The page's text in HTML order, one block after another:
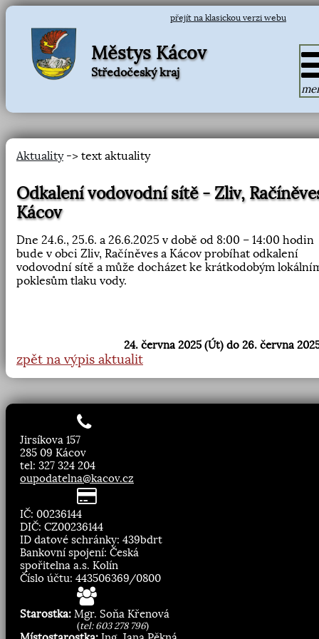
přejít na klasickou verzi webu
Městys Kácov
Středočeský kraj
Aktuality-> text aktuality
Odkalení vodovodní sítě - Zliv,
Kácov
Dne 24.6., 25.6. a 26.6.2025 v době od 8:00 – 14:00 hodin
bude v obci Zliv, Račíněves a Kácov probíhat odkalení
vodovodní sítě a může docházet ke krátkodobým
poklesům tlaku vody.
24. června 2025 (Út) do 26. června
zpět na výpis aktualit
Jirsíkova 157
285 09 Kácov
tel: 327 324 204
oupodatelna@kacov.cz
IČ: 00236144
DIČ: CZ00236144
ID datové schránky: 439bdrt
Bankovní spojení: Česká
spořitelna a.s. Kolín
Číslo účtu: 443506369/0800
Starostka: Mgr. Soňa Křenová
(tel: 603 278 796)